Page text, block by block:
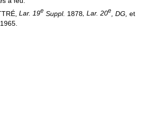
Lar. 19e Suppl. 1878, Lar. 20e , DG, et